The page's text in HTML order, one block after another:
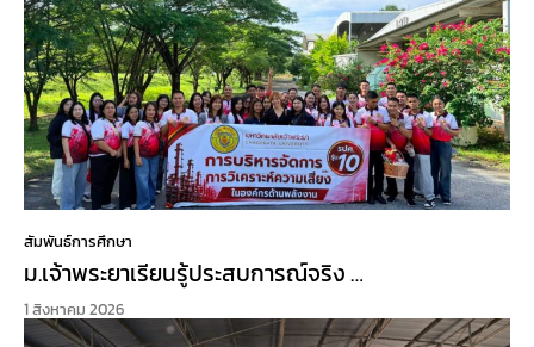
สัมพันธ์การศึกษา
ม.เจ้าพระยาเรียนรู้ประสบการณ์จริง …
1 สิงหาคม 2026